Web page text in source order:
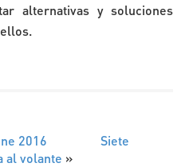
alternativas y soluciones
2016
Siete
al volante »